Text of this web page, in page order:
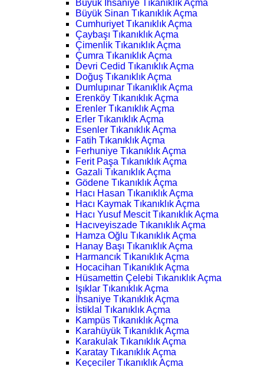
Büyük İhsaniye Tıkanıklık Açma
Büyük Sinan Tıkanıklık Açma
Cumhuriyet Tıkanıklık Açma
Çaybaşı Tıkanıklık Açma
Çimenlik Tıkanıklık Açma
Çumra Tıkanıklık Açma
Devri Cedid Tıkanıklık Açma
Doğuş Tıkanıklık Açma
Dumlupınar Tıkanıklık Açma
Erenköy Tıkanıklık Açma
Erenler Tıkanıklık Açma
Erler Tıkanıklık Açma
Esenler Tıkanıklık Açma
Fatih Tıkanıklık Açma
Ferhuniye Tıkanıklık Açma
Ferit Paşa Tıkanıklık Açma
Gazali Tıkanıklık Açma
Gödene Tıkanıklık Açma
Hacı Hasan Tıkanıklık Açma
Hacı Kaymak Tıkanıklık Açma
Hacı Yusuf Mescit Tıkanıklık Açma
Hacıveyiszade Tıkanıklık Açma
Hamza Oğlu Tıkanıklık Açma
Hanay Başı Tıkanıklık Açma
Harmancık Tıkanıklık Açma
Hocacihan Tıkanıklık Açma
Hüsamettin Çelebi Tıkanıklık Açma
Işıklar Tıkanıklık Açma
İhsaniye Tıkanıklık Açma
İstiklal Tıkanıklık Açma
Kampüs Tıkanıklık Açma
Karahüyük Tıkanıklık Açma
Karakulak Tıkanıklık Açma
Karatay Tıkanıklık Açma
Keçeciler Tıkanıklık Açma